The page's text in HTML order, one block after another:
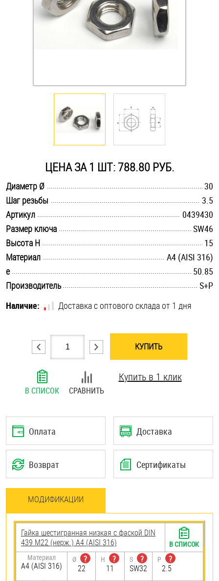
Инструмент
Крюки, кольца с метрической резьбой
Оснастка и аксессуары для яхт
Стопорные кольца
Такелаж
Хомуты
Шпильки
Шплинты
Штифты и пальцы
ЦЕНА ЗА 1 ШТ: 788.80 РУБ.
Диаметр Ø
30
Шаг резьбы
3.5
Артикул
0439430
Размер ключа
SW46
Высота H
15
Материал
A4 (AISI 316)
e
50.85
Производитель
S+P
Наличие:
Доставка с оптового склада от 1 дня
КУПИТЬ
В СПИСОК СРАВНИТЬ
Купить в 1 клик
Оплата Доставка
Возврат Сертификаты
МОДИФИКАЦИИ
Гайка шестигранная низкая с фаской DIN
439 М22 (нерж.) A4 (AISI 316)
Материал
A4 (AISI 316)
Ø
?
22
H
?
11
S
?
SW32
P
?
2.5
В СПИСОК